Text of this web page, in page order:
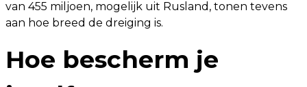
van 455 miljoen, mogelijk uit Rusland, tonen tevens
aan hoe breed de dreiging is.
Hoe bescherm je